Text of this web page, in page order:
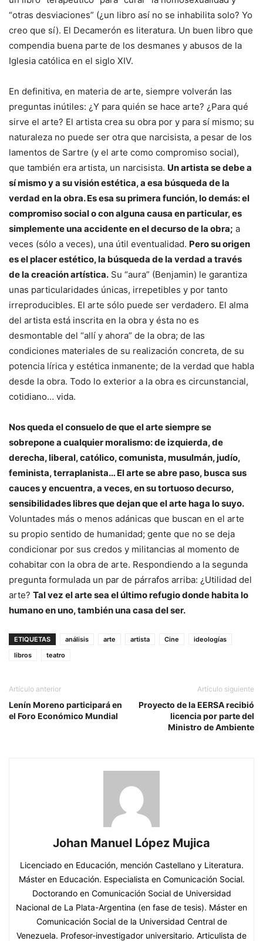
“otras desviaciones” (¿un libro así no se inhabilita solo? Yo
creo que sí). El Decamerón es literatura. Un buen libro que
compendia buena parte de los desmanes y abusos de la
Iglesia católica en el siglo XIV.
En definitiva, en materia de arte, siempre volverán las
preguntas inútiles: ¿Y para quién se hace arte? ¿Para qué
sirve el arte? El artista crea su obra por y para sí mismo; su
naturaleza no puede ser otra que narcisista, a pesar de los
lamentos de Sartre (y el arte como compromiso social),
que también era artista, un narcisista. Un artista se debe a
sí mismo y a su visión estética, a esa búsqueda de la
verdad en la obra. Es esa su primera función, lo demás: el
compromiso social o con alguna causa en particular, es
simplemente una accidente en el decurso de la obra; a
veces (sólo a veces), una útil eventualidad. Pero su origen
es el placer estético, la búsqueda de la verdad a través
de la creación artística. Su “aura” (Benjamin) le garantiza
unas particularidades únicas, irrepetibles y por tanto
irreproducibles. El arte sólo puede ser verdadero. El alma
del artista está inscrita en la obra y ésta no es
desmontable del “allí y ahora” de la obra; de las
condiciones materiales de su realización concreta, de su
potencia lírica y estética inmanente; de la verdad que habla
desde la obra. Todo lo exterior a la obra es circunstancial,
cotidiano… vida.
Nos queda el consuelo de que el arte siempre se
sobrepone a cualquier moralismo: de izquierda, de
derecha, liberal, católico, comunista, musulmán, judío,
feminista, terraplanista… El arte se abre paso, busca sus
cauces y encuentra, a veces, en su tortuoso decurso,
sensibilidades libres que dejan que el arte haga lo suyo.
Voluntades más o menos adánicas que buscan en el arte
su propio sentido de humanidad; gente que no se deja
condicionar por sus credos y militancias al momento de
cohabitar con la obra de arte. Respondiendo a la segunda
pregunta formulada un par de párrafos arriba: ¿Utilidad del
arte? Tal vez el arte sea el último refugio donde habita lo
humano en uno, también una casa del ser.
ETIQUETAS análisis arte artista Cine
ideologías
libros
teatro
Artículo anterior
Lenín Moreno participará en
el Foro Económico Mundial
Artículo siguiente
Proyecto de la EERSA recibió
licencia por parte del
Ministro de Ambiente
Johan Manuel López Mujica
Licenciado en Educación, mención Castellano y Literatura.
Máster en Educación. Especialista en Comunicación Social.
Doctorando en Comunicación Social de Universidad
Nacional de La Plata-Argentina (en fase de tesis). Máster en
Comunicación Social de la Universidad Central de
Venezuela. Profesor-investigador universitario. Articulista de